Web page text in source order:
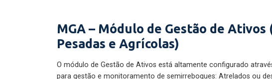
MGA – Módulo de Gestão de Ativos
Pesadas e Agrícolas)
O módulo de Gestão de Ativos está altamente configurado
para gestão e monitoramento de semirreboques: Atrelados ou